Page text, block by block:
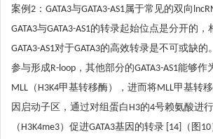
案例2：GATA3与GATA3-AS1属于常见的双向
GATA3与GATA3-AS1的转录起始位点是分开的，
GATA3-AS1对于GATA3的高效转录是不可或缺的
参与形成R-loop，其他部分的GATA3-AS1能够作
MLL（H3K4甲基转移酶），进而将MLL甲基转
因启动子区，通过对组蛋白H3的4号赖氨酸进
（H3K4me3）促进GATA3基因的转录 [14]（图10